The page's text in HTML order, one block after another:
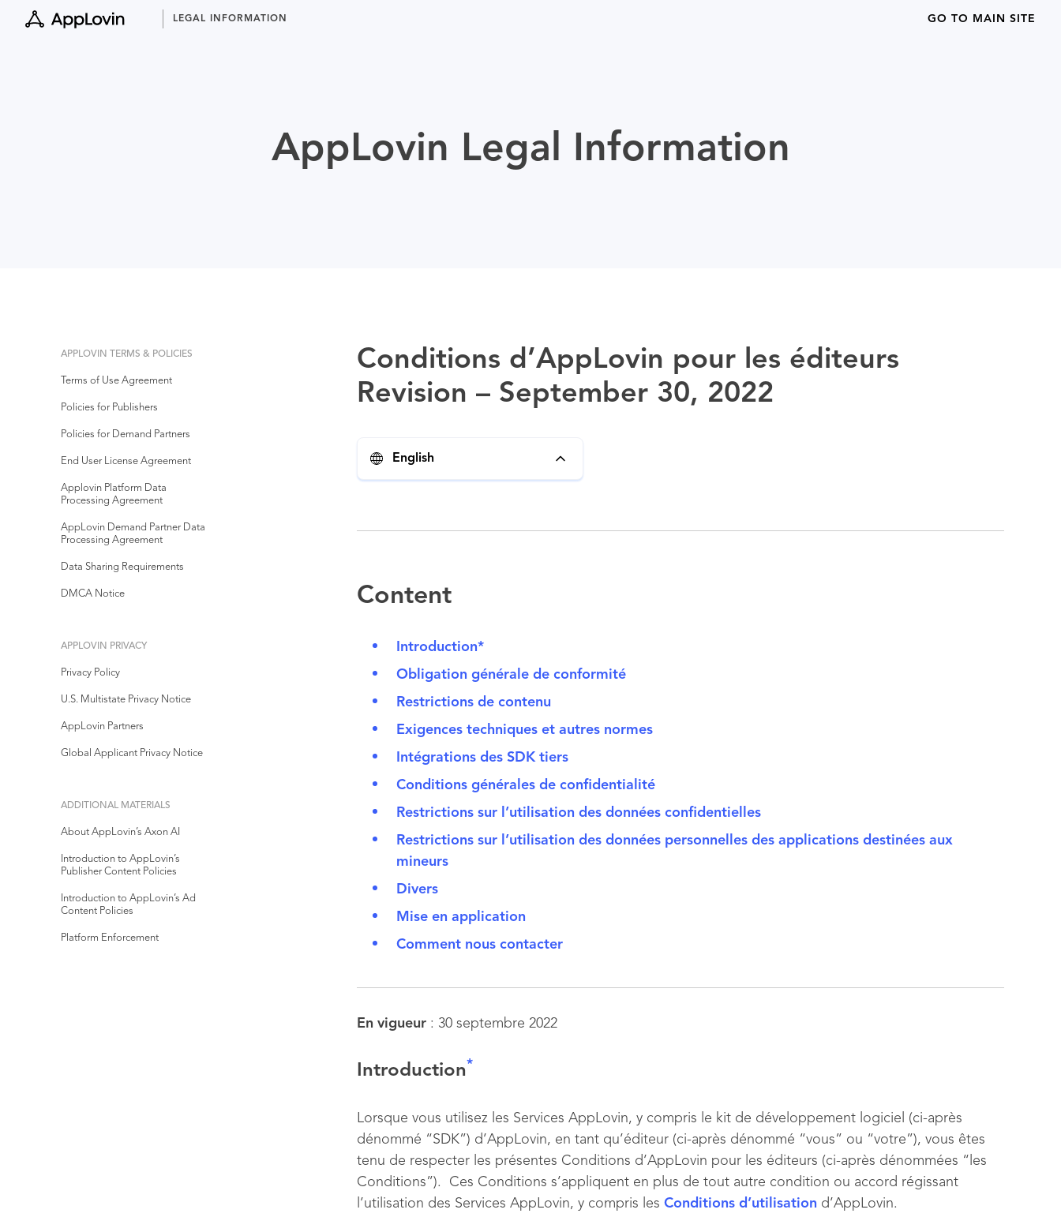
LEGAL INFORMATION GO TO MAIN SITE
AppLovin Legal Information
APPLOVIN TERMS & POLICIES
Terms of Use Agreement
Policies for Publishers
Policies for Demand Partners
End User License Agreement
Applovin Platform Data
Processing Agreement
AppLovin Demand Partner Data
Processing Agreement
Data Sharing Requirements
DMCA Notice
APPLOVIN PRIVACY
Privacy Policy
U.S. Multistate Privacy Notice
AppLovin Partners
Global Applicant Privacy Notice
ADDITIONAL MATERIALS
About AppLovin’s Axon AI
Introduction to AppLovin’s
Publisher Content Policies
Introduction to AppLovin’s Ad
Content Policies
Platform Enforcement
Conditions d’AppLovin pour les éditeurs
Revision – September 30, 2022
English
Content
Introduction*
Obligation générale de conformité
Restrictions de contenu
Exigences techniques et autres normes
Intégrations des SDK tiers
Conditions générales de confidentialité
Restrictions sur l’utilisation des données confidentielles
Restrictions sur l’utilisation des données personnelles des applications destinées aux
mineurs
Divers
Mise en application
Comment nous contacter
En vigueur : 30 septembre 2022
Introduction*
Lorsque vous utilisez les Services AppLovin, y compris le kit de développement logiciel (ci-après
dénommé “SDK”) d’AppLovin, en tant qu’éditeur (ci-après dénommé “vous” ou “votre”), vous êtes
tenu de respecter les présentes Conditions d’AppLovin pour les éditeurs (ci-après dénommées “les
Conditions”). Ces Conditions s’appliquent en plus de tout autre condition ou accord régissant
l’utilisation des Services AppLovin, y compris les Conditions d’utilisation d’AppLovin.